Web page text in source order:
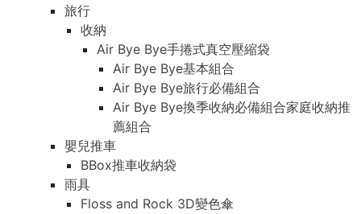
旅行
收納
Air Bye Bye手捲式真空壓縮袋
Air Bye Bye基本組合
Air Bye Bye旅行必備組合
Air Bye Bye換季收納必備組合家庭收納推
薦組合
嬰兒推車
BBox推車收納袋
雨具
Floss and Rock 3D變色傘